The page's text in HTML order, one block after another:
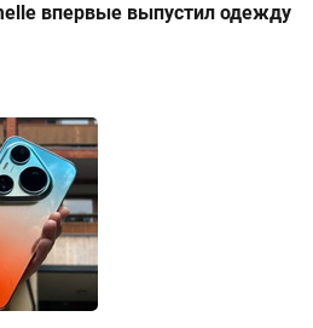
впервые выпустил одежду